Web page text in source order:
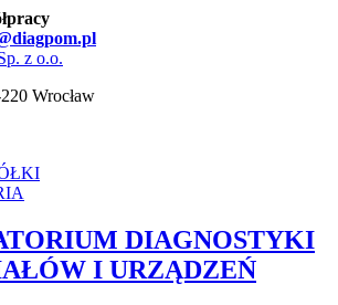
Wrocław
DIAGNOSTYKI
I URZĄDZEŃ